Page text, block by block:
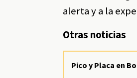
alerta y a la
Otras noticias
Pico y Placa en